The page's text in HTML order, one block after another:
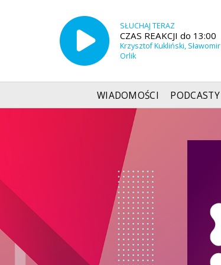
SŁUCHAJ TERAZ
CZAS REAKCJI do 13:00
Krzysztof Kukliński, Sławomir
Orlik
WIADOMOŚCI PODCASTY